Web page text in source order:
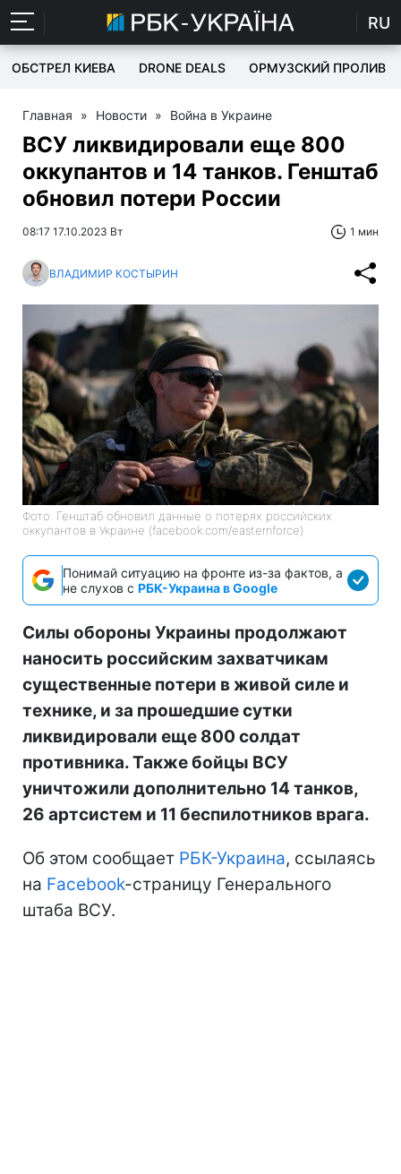
RU
ОБСТРЕЛ КИЕВА DRONE DEALS ОРМУЗСКИЙ ПРОЛИВ
Главная » Новости » Война в Украине
ВСУ ликвидировали еще 800
оккупантов и 14 танков. Генштаб
обновил потери России
08:17 17.10.2023 Вт 1 мин
ВЛАДИМИР КОСТЫРИН
Фото: Генштаб обновил данные о потерях российских
оккупантов в Украине (facebook.com/easternforce)
Понимай ситуацию на фронте из-за фактов, а
не слухов с РБК-Украина в Google
Силы обороны Украины продолжают
наносить российским захватчикам
существенные потери в живой силе и
технике, и за прошедшие сутки
ликвидировали еще 800 солдат
противника. Также бойцы ВСУ
уничтожили дополнительно 14 танков,
26 артсистем и 11 беспилотников врага.
Об этом сообщает РБК-Украина, ссылаясь
на Facebook-страницу Генерального
штаба ВСУ.